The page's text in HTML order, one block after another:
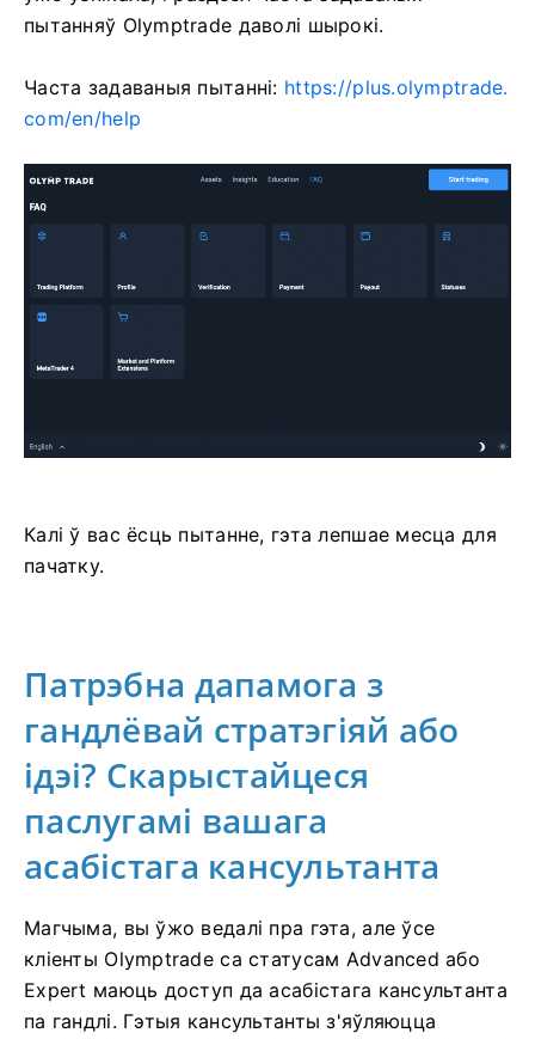
пытанняў Olymptrade даволі шырокі.
Часта задаваныя пытанні: https://plus.olymptrade.
com/en/help
Калі ў вас ёсць пытанне, гэта лепшае месца для
пачатку.
Патрэбна дапамога з
гандлёвай стратэгіяй або
ідэі? Скарыстайцеся
паслугамі вашага
асабістага кансультанта
Магчыма, вы ўжо ведалі пра гэта, але ўсе
кліенты Olymptrade са статусам Advanced або
Expert маюць доступ да асабістага кансультанта
па гандлі. Гэтыя кансультанты з'яўляюцца